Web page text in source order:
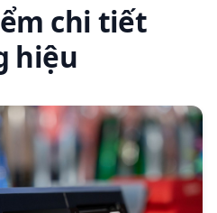
chi tiết
hiệu